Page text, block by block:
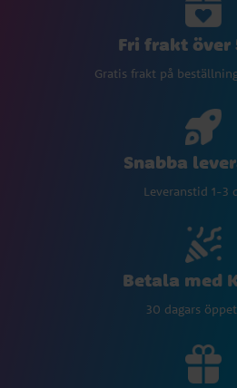
Fri frakt över
Gratis frakt på
Snabba
Leveranstid 1-3
Betala med
30 dagars